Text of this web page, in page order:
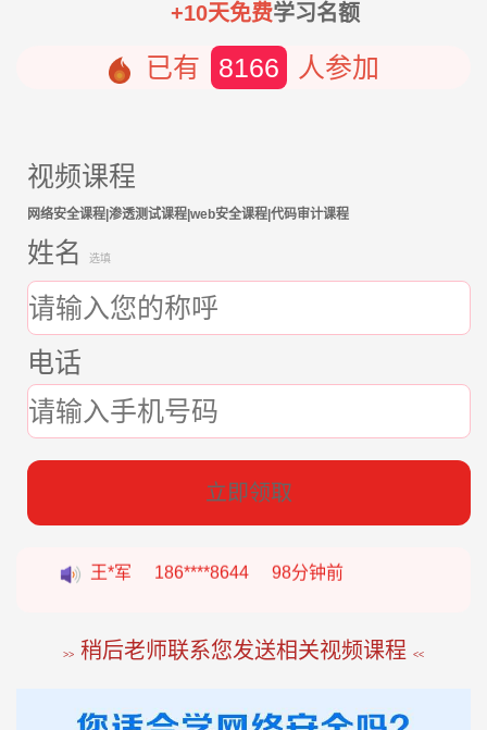
+10天免费学习名额
已有 8166 人参加
视频课程
网络安全课程|渗透测试课程|web安全课程|代码审计课程
姓名 选填
电话
立即领取
188****2207 22分钟前
98分钟前
>> 稍后老师联系您发送相关视频课程 <<